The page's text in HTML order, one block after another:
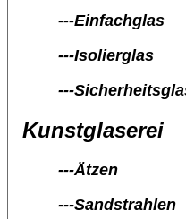
---Einfachglas
---Isolierglas
---
Kunstglaserei
---Ätzen
---Sandstrahlen